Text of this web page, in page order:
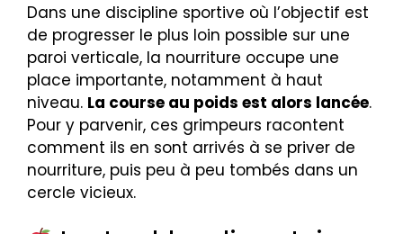
Dans une discipline sportive où l’objectif est
de progresser le plus loin possible sur une
paroi verticale, la nourriture occupe une
place importante, notamment à haut
niveau. La course au poids est alors lancée.
Pour y parvenir, ces grimpeurs racontent
comment ils en sont arrivés à se priver de
nourriture, puis peu à peu tombés dans un
cercle vicieux.